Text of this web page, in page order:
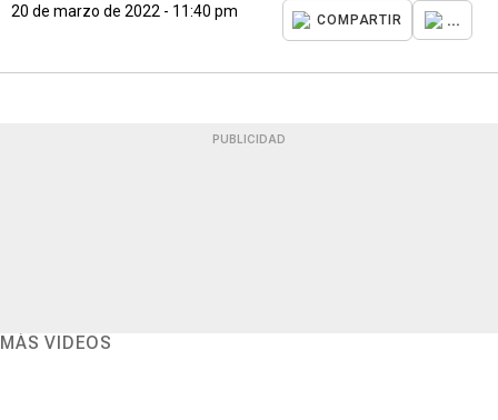
20 de marzo de 2022 - 11:40 pm
COMPARTIR ...
PUBLICIDAD
MÁS VIDEOS